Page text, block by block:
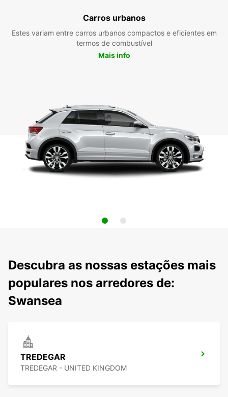
Carros urbanos
Estes variam entre carros urbanos compactos e eficientes em
termos de combustível
Mais info
Descubra as nossas estações mais
populares nos arredores de:
Swansea
TREDEGAR
TREDEGAR - UNITED KINGDOM